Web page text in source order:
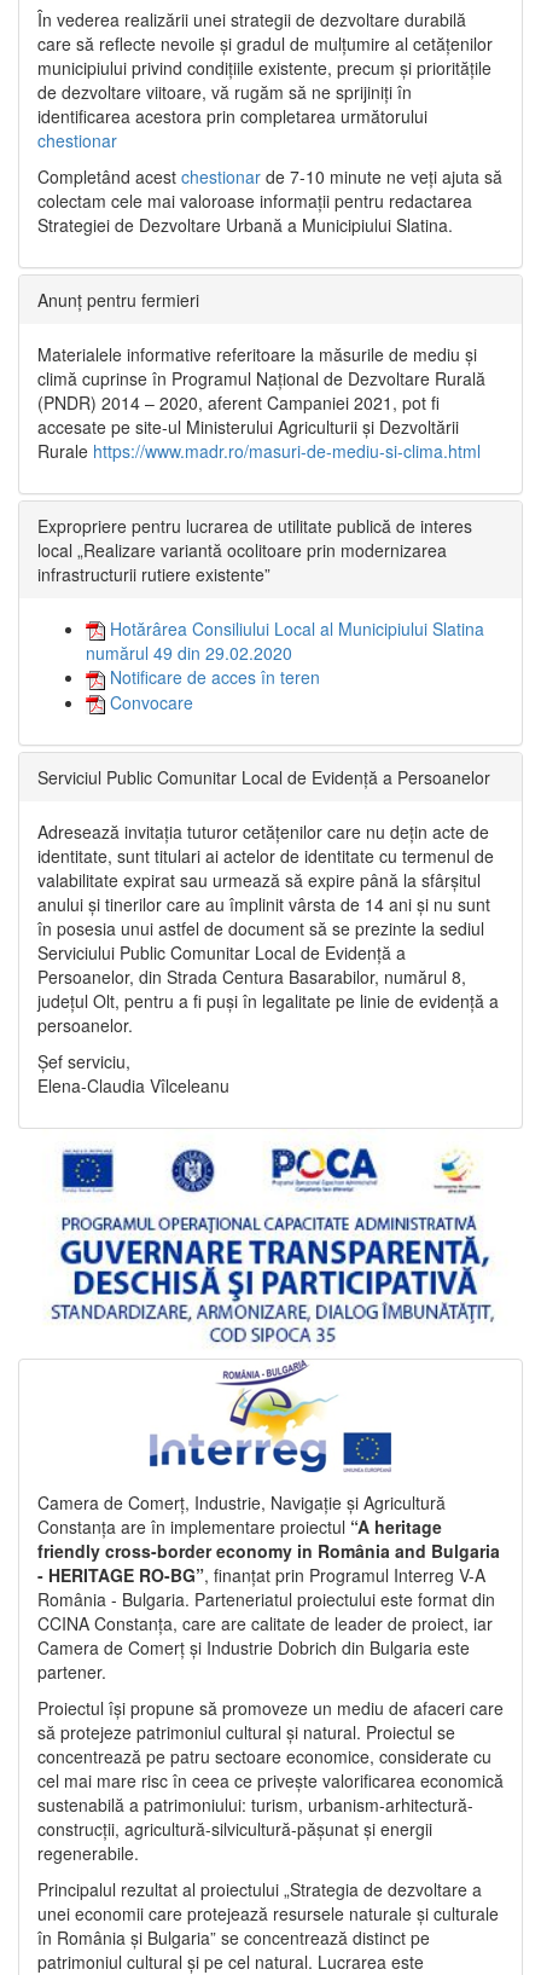
În vederea realizării unei strategii de dezvoltare durabilă
care să reflecte nevoile și gradul de mulțumire al cetățenilor
municipiului privind condițiile existente, precum și prioritățile
de dezvoltare viitoare, vă rugăm să ne sprijiniți în
identificarea acestora prin completarea următorului
chestionar
Completând acest chestionar de 7-10 minute ne veți ajuta să
colectam cele mai valoroase informații pentru redactarea
Strategiei de Dezvoltare Urbană a Municipiului Slatina.
Anunț pentru fermieri
Materialele informative referitoare la măsurile de mediu și
climă cuprinse în Programul Național de Dezvoltare Rurală
(PNDR) 2014 – 2020, aferent Campaniei 2021, pot fi
accesate pe site-ul Ministerului Agriculturii și Dezvoltării
Rurale https://www.madr.ro/masuri-de-mediu-si-clima.html
Expropriere pentru lucrarea de utilitate publică de interes
local „Realizare variantă ocolitoare prin modernizarea
infrastructurii rutiere existente”
Hotărârea Consiliului Local al Municipiului Slatina
numărul 49 din 29.02.2020
Notificare de acces în teren
Convocare
Serviciul Public Comunitar Local de Evidență a Persoanelor
Adresează invitația tuturor cetățenilor care nu dețin acte de
identitate, sunt titulari ai actelor de identitate cu termenul de
valabilitate expirat sau urmează să expire până la sfârșitul
anului și tinerilor care au împlinit vârsta de 14 ani și nu sunt
în posesia unui astfel de document să se prezinte la sediul
Serviciului Public Comunitar Local de Evidență a
Persoanelor, din Strada Centura Basarabilor, numărul 8,
județul Olt, pentru a fi puși în legalitate pe linie de evidență a
persoanelor.
Șef serviciu,
Elena-Claudia Vîlceleanu
Camera de Comerț, Industrie, Navigație și Agricultură
Constanța are în implementare proiectul “A heritage
friendly cross-border economy in România and Bulgaria
- HERITAGE RO-BG”, finanțat prin Programul Interreg V-A
România - Bulgaria. Parteneriatul proiectului este format din
CCINA Constanța, care are calitate de leader de proiect, iar
Camera de Comerț și Industrie Dobrich din Bulgaria este
partener.
Proiectul își propune să promoveze un mediu de afaceri care
să protejeze patrimoniul cultural și natural. Proiectul se
concentrează pe patru sectoare economice, considerate cu
cel mai mare risc în ceea ce privește valorificarea economică
sustenabilă a patrimoniului: turism, urbanism-arhitectură-
construcții, agricultură-silvicultură-pășunat și energii
regenerabile.
Principalul rezultat al proiectului „Strategia de dezvoltare a
unei economii care protejează resursele naturale și culturale
în România și Bulgaria” se concentrează distinct pe
patrimoniul cultural și pe cel natural. Lucrarea este